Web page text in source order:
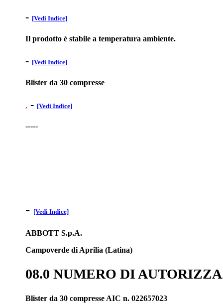
- [Vedi Indice]
Il prodotto è stabile a temperatura ambiente.
- [Vedi Indice]
Blister da 30 compresse
. - [Vedi Indice]
-----
- [Vedi Indice]
ABBOTT S.p.A.
Campoverde di Aprilia (Latina)
08.0 NUMERO DI
Blister da 30 compresse AIC n. 022657023